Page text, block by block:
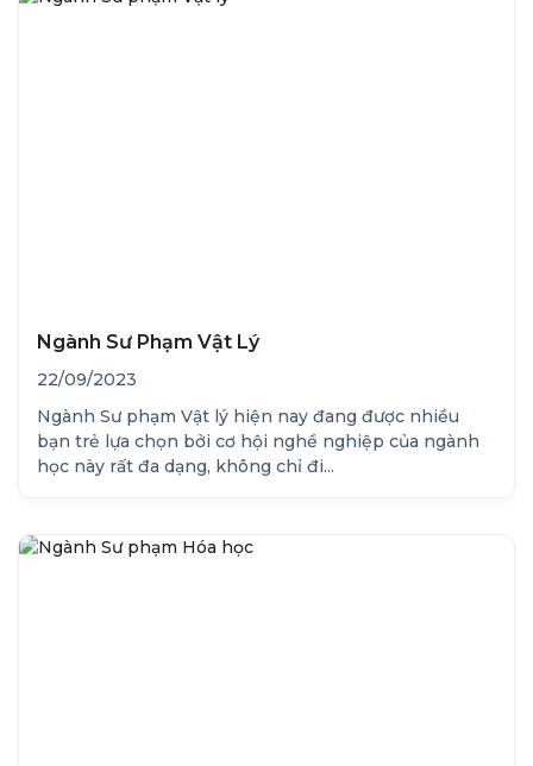
Ngành Sư Phạm Vật Lý
22/09/2023
Ngành Sư phạm Vật lý hiện nay đang được nhiều
bạn trẻ lựa chọn bởi cơ hội nghề nghiệp của ngành
học này rất đa dạng, không chỉ đi...